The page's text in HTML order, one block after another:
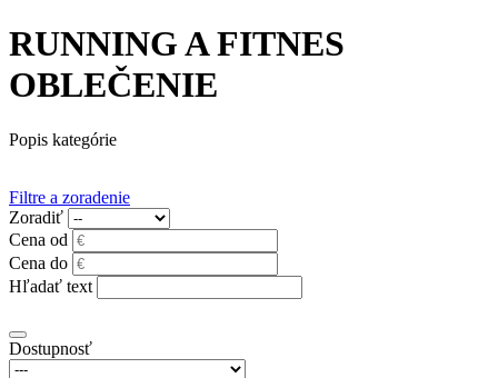
RUNNING A FITNES
OBLEČENIE
Popis kategórie
Filtre a zoradenie
Zoradiť
Cena od
Cena do
Hľadať text
Dostupnosť